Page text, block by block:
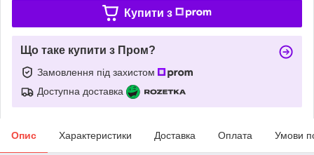
Купити з
Що таке купити з Пром?
Замовлення під захистом
Доступна доставка
Опис Характеристики Доставка Оплата Умови